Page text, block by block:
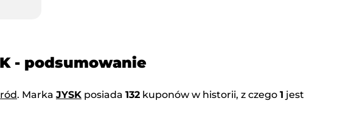
- podsumowanie
. Marka JYSK posiada 132 kuponów w historii, z czego 1 jest